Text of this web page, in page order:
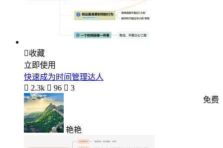
收藏
立即使用
快速成为时间管理达人
 2.3k  96  3
艳艳
免费